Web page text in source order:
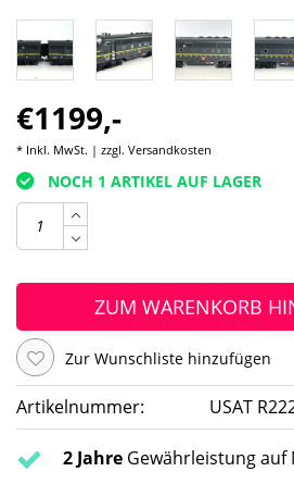
€1199,-
* Inkl. MwSt. | zzgl. Versandkosten
NOCH 1 ARTIKEL AUF LAGER
ZUM WARENKORB
Zur Wunschliste hinzufügen
Artikelnummer: USAT
2 Jahre Gewährleistung auf